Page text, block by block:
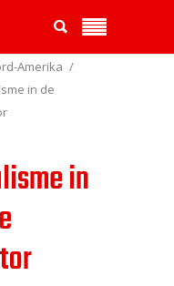
Amerika
in de
in